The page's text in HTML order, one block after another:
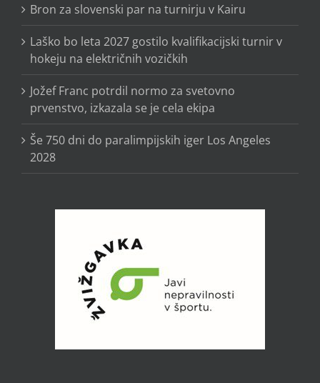
Bron za slovenski par na turnirju v Kairu
Laško bo leta 2027 gostilo kvalifikacijski turnir v
hokeju na električnih vozičkih
Jožef Franc potrdil normo za svetovno
prvenstvo, izkazala se je cela ekipa
Še 750 dni do paralimpijskih iger Los Angeles
2028